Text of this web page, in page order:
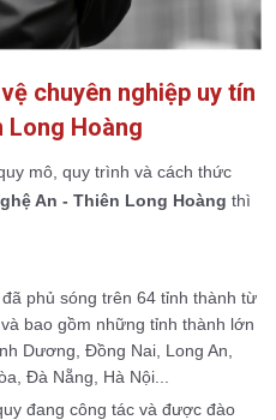
chuyên nghiệp uy tín
Long Hoàng
mô, quy trình và cách thức
An - Thiên Long Hoàng thì
đã phủ sóng trên 64 tỉnh thành từ
bao gồm những tỉnh thành lớn
Dương, Đồng Nai, Long An,
Đà Nẵng, Hà Nội...
đang công tác và được đào